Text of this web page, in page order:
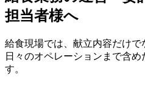
担当者様へ
給食現場では、献立内容だけで
日々のオペレーションまで含
す。